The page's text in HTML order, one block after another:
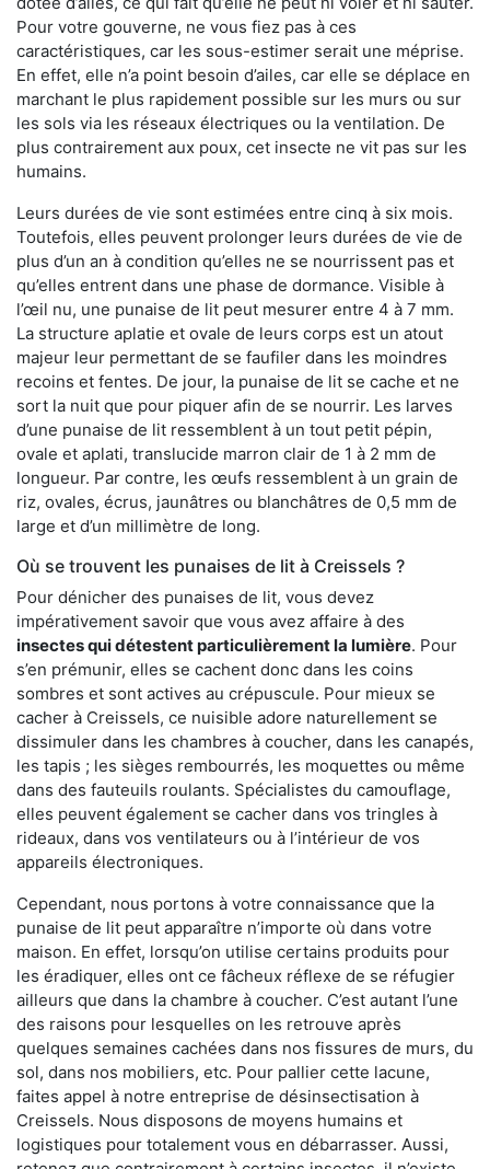
Pour votre gouverne, ne vous fiez pas à ces
caractéristiques, car les sous-estimer serait une méprise.
En effet, elle n’a point besoin d’ailes, car elle se déplace en
marchant le plus rapidement possible sur les murs ou sur
les sols via les réseaux électriques ou la ventilation. De
plus contrairement aux poux, cet insecte ne vit pas sur les
humains.
Leurs durées de vie sont estimées entre cinq à six mois.
Toutefois, elles peuvent prolonger leurs durées de vie de
plus d’un an à condition qu’elles ne se nourrissent pas et
qu’elles entrent dans une phase de dormance. Visible à
l’œil nu, une punaise de lit peut mesurer entre 4 à 7 mm.
La structure aplatie et ovale de leurs corps est un atout
majeur leur permettant de se faufiler dans les moindres
recoins et fentes. De jour, la punaise de lit se cache et ne
sort la nuit que pour piquer afin de se nourrir. Les larves
d’une punaise de lit ressemblent à un tout petit pépin,
ovale et aplati, translucide marron clair de 1 à 2 mm de
longueur. Par contre, les œufs ressemblent à un grain de
riz, ovales, écrus, jaunâtres ou blanchâtres de 0,5 mm de
large et d’un millimètre de long.
Où se trouvent les punaises de lit à Creissels ?
Pour dénicher des punaises de lit, vous devez
impérativement savoir que vous avez affaire à des
insectes qui détestent particulièrement la lumière. Pour
s’en prémunir, elles se cachent donc dans les coins
sombres et sont actives au crépuscule. Pour mieux se
cacher à Creissels, ce nuisible adore naturellement se
dissimuler dans les chambres à coucher, dans les canapés,
les tapis ; les sièges rembourrés, les moquettes ou même
dans des fauteuils roulants. Spécialistes du camouflage,
elles peuvent également se cacher dans vos tringles à
rideaux, dans vos ventilateurs ou à l’intérieur de vos
appareils électroniques.
Cependant, nous portons à votre connaissance que la
punaise de lit peut apparaître n’importe où dans votre
maison. En effet, lorsqu’on utilise certains produits pour
les éradiquer, elles ont ce fâcheux réflexe de se réfugier
ailleurs que dans la chambre à coucher. C’est autant l’une
des raisons pour lesquelles on les retrouve après
quelques semaines cachées dans nos fissures de murs, du
sol, dans nos mobiliers, etc. Pour pallier cette lacune,
faites appel à notre entreprise de désinsectisation à
Creissels. Nous disposons de moyens humains et
logistiques pour totalement vous en débarrasser. Aussi,